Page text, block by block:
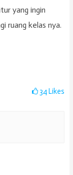
yang ingin
ruang kelas nya.
34Likes